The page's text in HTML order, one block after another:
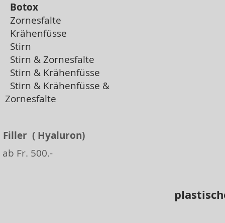
Botox
Zornesfalte
Krähenfüsse
Stirn
Stirn & Zornesfalte
Stirn & Krähenfüsse
Stirn & Krähenfüsse &
Zornesfalte
Filler ( Hyaluron)
ab Fr. 500.-